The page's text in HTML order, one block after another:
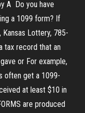
A Do you have
a 1099 form? If
Lottery, 785-
tax record that an
or For example,
often get a 1099-
at least $10 in
are produced